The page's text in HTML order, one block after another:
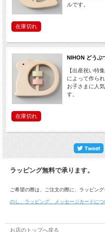
ルです。
在庫切れ
NIHON どう
【出産祝い特
によって作ら
お子さまに人
す。
在庫切れ
ラッピング無料で承ります。
ご希望の際は、ご注文の際に、ラッピング
のし、ラッピング、メッセージカードにつ
お店のトップへ戻る